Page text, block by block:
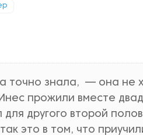
точно знала, — она не
прожили вместе
для другого второй
это в том, что